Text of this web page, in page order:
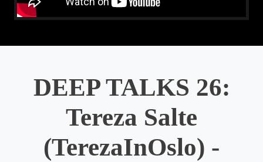
DEEP TALKS 26:
Tereza Salte
(TerezaInOslo) -